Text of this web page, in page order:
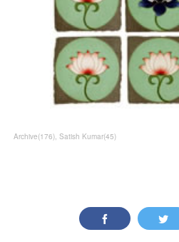
Archive(176) Satish Kumar(45)